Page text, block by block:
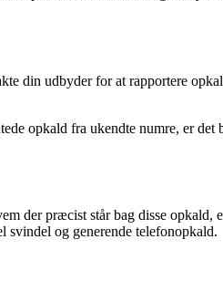
din udbyder for at rapportere
opkald fra ukendte numre, er det
der præcist står bag disse
svindel og generende telefonopkald.